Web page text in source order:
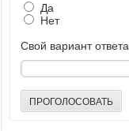
Да
Нет
Свой вариант ответа